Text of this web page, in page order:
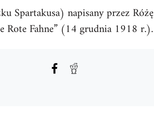
Spartakusa) napisany przez Różę
Rote Fahne” (14 grudnia 1918 r.).